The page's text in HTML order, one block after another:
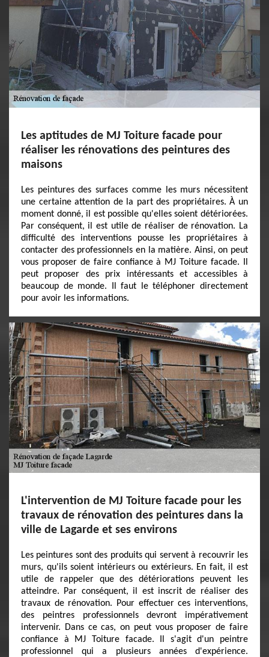
Les aptitudes de MJ Toiture facade pour
réaliser les rénovations des peintures des
maisons
Les peintures des surfaces comme les murs nécessitent
une certaine attention de la part des propriétaires. À un
moment donné, il est possible qu'elles soient détériorées.
Par conséquent, il est utile de réaliser de rénovation. La
difficulté des interventions pousse les propriétaires à
contacter des professionnels en la matière. Ainsi, on peut
vous proposer de faire confiance à MJ Toiture facade. Il
peut proposer des prix intéressants et accessibles à
beaucoup de monde. Il faut le téléphoner directement
pour avoir les informations.
L'intervention de MJ Toiture facade pour les
travaux de rénovation des peintures dans la
ville de Lagarde et ses environs
Les peintures sont des produits qui servent à recouvrir les
murs, qu'ils soient intérieurs ou extérieurs. En fait, il est
utile de rappeler que des détériorations peuvent les
atteindre. Par conséquent, il est inscrit de réaliser des
travaux de rénovation. Pour effectuer ces interventions,
des peintres professionnels devront impérativement
intervenir. Dans ce cas, on peut vous proposer de faire
confiance à MJ Toiture facade. Il s'agit d'un peintre
professionnel qui a plusieurs années d'expérience.